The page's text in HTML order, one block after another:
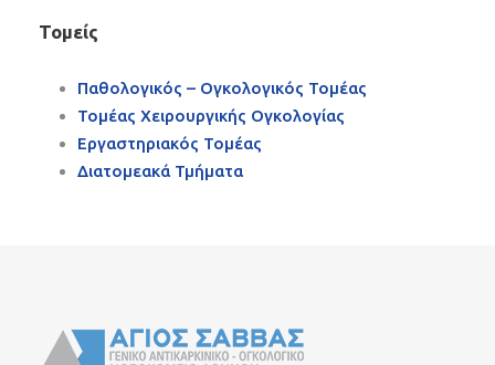
Τομείς
Παθολογικός – Ογκολογικός Τομέας
Τομέας Χειρουργικής Ογκολογίας
Εργαστηριακός Τομέας
Διατομεακά Τμήματα